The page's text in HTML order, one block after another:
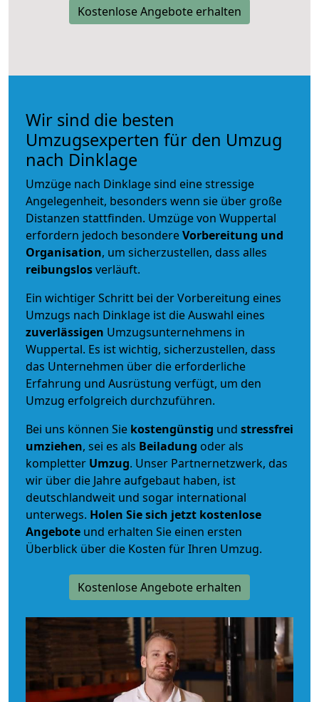
Kostenlose Angebote erhalten
Wir sind die besten
Umzugsexperten für den Umzug
nach Dinklage
Umzüge nach Dinklage sind eine stressige
Angelegenheit, besonders wenn sie über große
Distanzen stattfinden. Umzüge von Wuppertal
erfordern jedoch besondereVorbereitung und
Organisation, um sicherzustellen, dass alles
reibungslosverläuft.
Ein wichtiger Schritt bei der Vorbereitung eines
Umzugs nach Dinklage ist die Auswahl eines
zuverlässigen Umzugsunternehmens in
Wuppertal. Es ist wichtig, sicherzustellen, dass
das Unternehmen über die erforderliche
Erfahrung und Ausrüstung verfügt, um den
Umzug erfolgreich durchzuführen.
Bei uns können Sie kostengünstig und stressfrei
umziehen, sei es als Beiladung oder als
kompletter Umzug. Unser Partnernetzwerk, das
wir über die Jahre aufgebaut haben, ist
deutschlandweit und sogar international
unterwegs. Holen Sie sich jetzt kostenlose
Angebote und erhalten Sie einen ersten
Überblick über die Kosten für Ihren Umzug.
Kostenlose Angebote erhalten